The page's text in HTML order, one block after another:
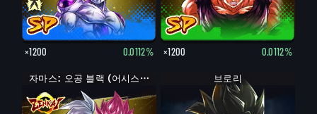
×1200 0.0112% ×1200 0.0112%
자마스: 오공 블랙 (어시스트) 브로리